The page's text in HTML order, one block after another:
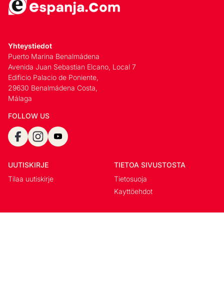
Yhteystiedot
Puerto Marina Benalmádena
Avenida Juan Sebastian Elcano, Local 7
Edificio Palacio de Poniente,
29630 Benalmádena Costa,
Málaga
FOLLOW US
UUTISKIRJE
Tilaa uutiskirje
TIETOA SIVUSTOSTA
Tietosuoja
Kayttöehdot